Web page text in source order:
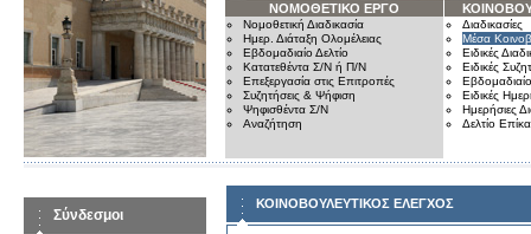
ΝΟΜΟΘΕΤΙΚΟ ΕΡΓΟ
Νομοθετική Διαδικασία
Ημερ. Διάταξη Ολομέλειας
Εβδομαδιαίο Δελτίο
Κατατεθέντα Σ/Ν ή Π/Ν
Επεξεργασία στις Επιτροπές
Συζητήσεις & Ψήφιση
Ψηφισθέντα Σ/Ν
Αναζήτηση
Διαδικασίες
Μέσα
Ειδικές
Ειδικές
Εβδομαδιαίο
Ειδικές
Ημερήσιες
Δελτίο
Σύνδεσμοι
ΚΟΙΝΟΒΟΥΛΕΥΤΙΚΟΣ ΕΛΕΓΧΟΣ